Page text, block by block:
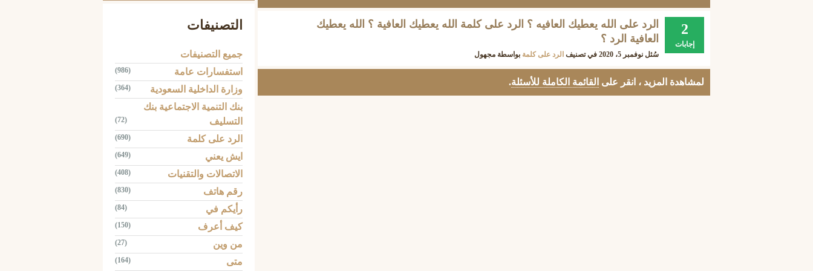
2
إجابات
الرد على الله يعطيك العافيه ؟ الرد على كلمة الله يعطيك العافية ؟ الله يعطيك
العافية الرد ؟
سُئل نوفمبر 5، 2020 في تصنيف الرد على كلمة بواسطة مجهول
لمشاهدة المزيد ، انقر على القائمة الكاملة للأسئلة.
التصنيفات
جميع التصنيفات
استفسارات عامة
(986)
وزارة الداخلية السعودية (364)
بنك التنمية الاجتماعية بنك
التسليف
(72)
الرد على كلمة (690)
ايش يعني (649)
الاتصالات والتقنيات (408)
رقم هاتف (830)
رأيكم في (84)
كيف أعرف (150)
من وين (27)
متى (164)